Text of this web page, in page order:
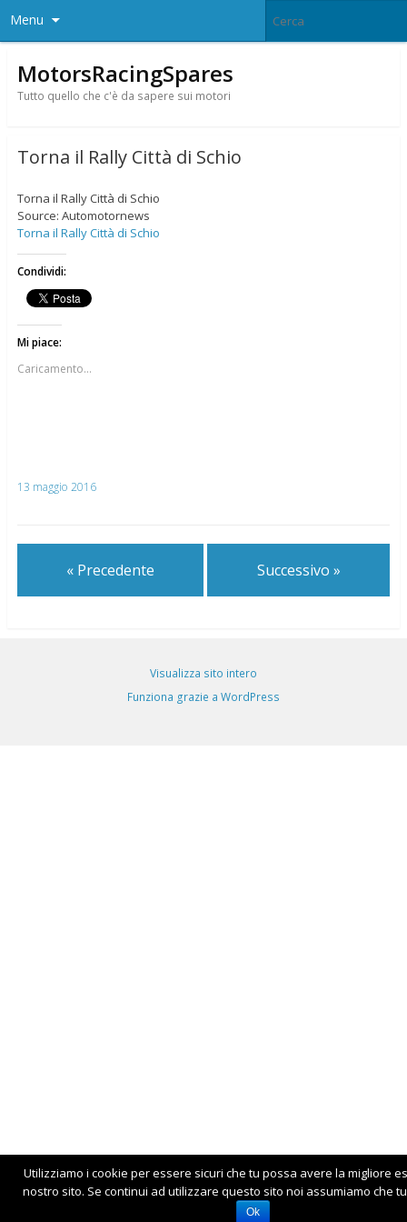
Menu
MotorsRacingSpares
Tutto quello che c'è da sapere sui motori
Torna il Rally Città di Schio
Torna il Rally Città di Schio
Source: Automotornews
Torna il Rally Città di Schio
Condividi:
Mi piace:
Caricamento...
13 maggio 2016
« Precedente Successivo »
Visualizza sito intero
Funziona grazie a WordPress
Utilizziamo i cookie per essere sicuri che tu possa avere la migliore
nostro sito. Se continui ad utilizzare questo sito noi assumiamo che
Ok